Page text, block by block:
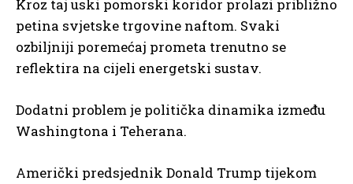
Kroz taj uski pomorski koridor prolazi približno
petina svjetske trgovine naftom. Svaki
ozbiljniji poremećaj prometa trenutno se
reflektira na cijeli energetski sustav.
Dodatni problem je politička dinamika između
Washingtona i Teherana.
Američki predsjednik Donald Trump tijekom